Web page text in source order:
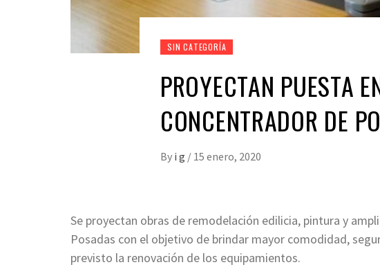
SIN CATEGORÍA
PROYECTAN PUESTA
CONCENTRADOR DE
By i g / 15 enero, 2020
Se proyectan obras de remodelación edilicia, pintura y
Posadas con el objetivo de brindar mayor comodidad,
previsto la renovación de los equipamientos.